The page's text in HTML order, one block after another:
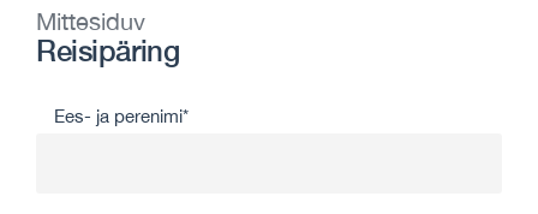
Mittesiduv
Reisipäring
Ees- ja perenimi*